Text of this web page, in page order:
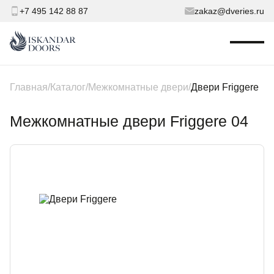
+7 495 142 88 87 zakaz@dveries.ru
Главная Каталог Межкомнатные двери Двери Friggere
Межкомнатные двери Friggere 04